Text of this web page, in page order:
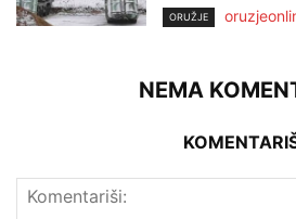
ORUŽJE
NEMA